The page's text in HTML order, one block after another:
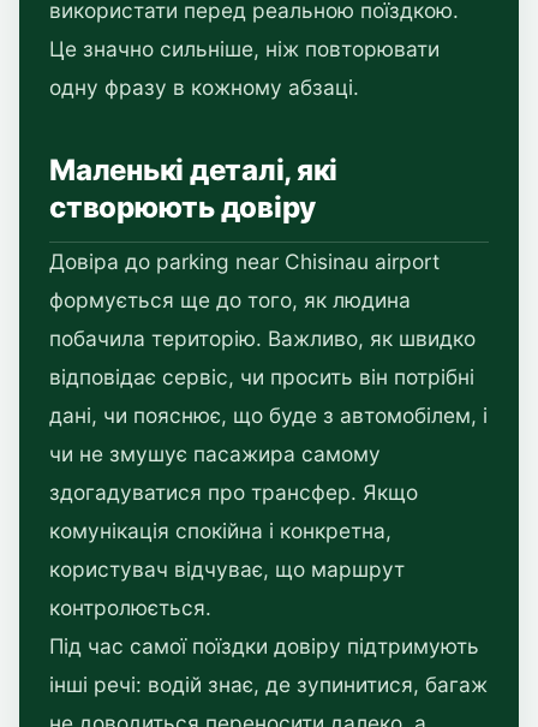
використати перед реальною поїздкою.
Це значно сильніше, ніж повторювати
одну фразу в кожному абзаці.
Маленькі деталі, які
створюють довіру
Довіра до parking near Chisinau airport
формується ще до того, як людина
побачила територію. Важливо, як швидко
відповідає сервіс, чи просить він потрібні
дані, чи пояснює, що буде з автомобілем, і
чи не змушує пасажира самому
здогадуватися про трансфер. Якщо
комунікація спокійна і конкретна,
користувач відчуває, що маршрут
контролюється.
Під час самої поїздки довіру підтримують
інші речі: водій знає, де зупинитися, багаж